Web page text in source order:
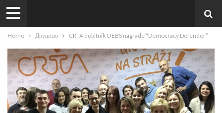
Home Друштво CRTA dobitnik OEBS nagrade “Democracy Defender”